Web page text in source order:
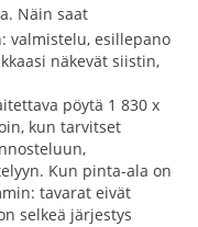
Näin saat
valmistelu, esillepano
näkevät siistin,
pöytä 1 830 x
kun tarvitset
Kun pinta-ala on
tavarat eivät
selkeä järjestys